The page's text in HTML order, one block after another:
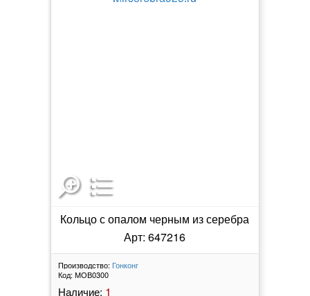
Кольцо с опалом черным из серебра
Арт: 647216
Производство: Гонконг
Код: МОВ0300
Наличие: 1